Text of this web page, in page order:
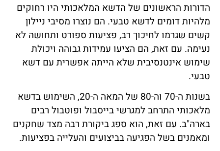
הדורות הראשונים של הדשא המלאכותי היו רחוקים
מלהיות דומים לדשא טבעי. הם נוצרו מסיבי ניילון
קשים שגרמו לחיכוך רב, פציעות ספורט ותחושה לא
נעימה. עם זאת, הם הציעו עמידות גבוהה ויכולת
שימוש אינטנסיבית שלא הייתה אפשרית עם דשא
טבעי.
בשנות ה-70 וה-80 של המאה ה-20, השימוש בדשא
מלאכותי התרחב למגרשי בייסבול ופוטבול רבים
בארה"ב. עם זאת, הוא ספג ביקורת רבה מצד שחקנים
ומאמנים בשל הפגיעה בביצועים והעלייה בפציעות.